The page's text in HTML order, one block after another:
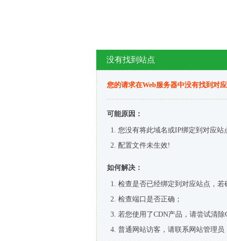
没有找到站点
您的请求在Web服务器中没有找到对
可能原因：
您没有将此域名或IP绑定到对应站
配置文件未生效!
如何解决：
检查是否已经绑定到对应站点，
检查端口是否正确；
若您使用了CDN产品，请尝试清除
普通网站访客，请联系网站管理员